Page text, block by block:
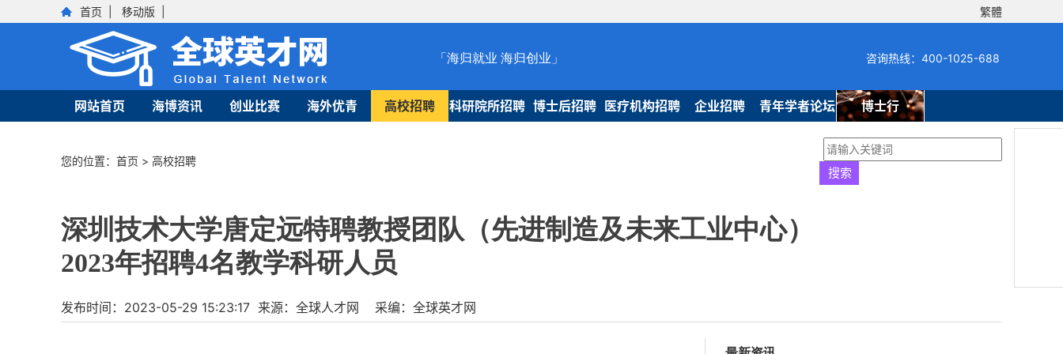
繁體
首页 移动版
「海归就业 海归创业」 咨询热线：400-1025-688
网站首页 海博资讯 创业比赛 海外优青 高校招聘 科研院所招聘 博士后招聘 医疗机构招聘 企业招聘 青年学者论坛 博士行
您的位置： 首页 > 高校招聘
深圳技术大学唐定远特聘教授团队（先进制造及未来工业中心）
2023年招聘4名教学科研人员
发布时间：2023-05-29 15:23:17 来源：全球人才网 采编：全球英才网